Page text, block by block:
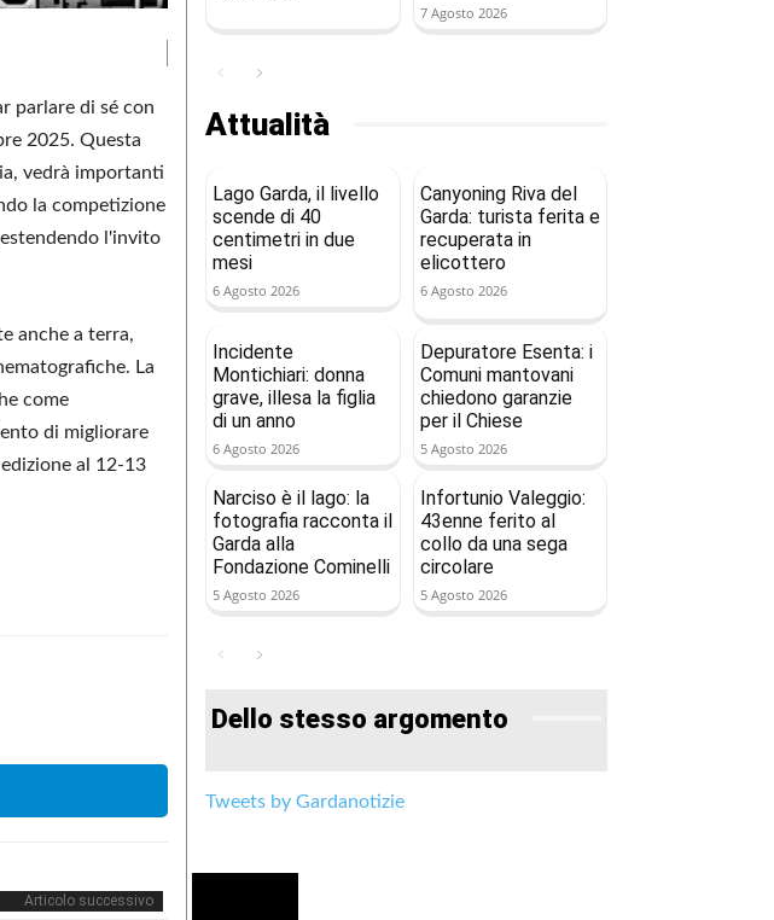
parlare di sé con
2025. Questa
vedrà importanti
la competizione
l'invito
anche a terra,
La
come
di migliorare
al 12-13
Articolo successivo
7 Agosto 2026
Attualità
Lago Garda, il livello
scende di 40
centimetri in due
mesi
6 Agosto 2026
Canyoning Riva del
Garda: turista ferita e
recuperata in
elicottero
6 Agosto 2026
Incidente
Montichiari: donna
grave, illesa la figlia
di un anno
6 Agosto 2026
Depuratore Esenta: i
Comuni mantovani
chiedono garanzie
per il Chiese
5 Agosto 2026
Narciso è il lago: la
fotografia racconta il
Garda alla
Fondazione Cominelli
5 Agosto 2026
Infortunio Valeggio:
43enne ferito al
collo da una sega
circolare
5 Agosto 2026
Dello stesso argomento
Tweets by Gardanotizie